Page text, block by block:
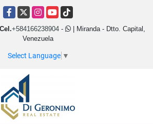
Facebook
X Instagram
YouTubeTikTok
Cel.+584166238904 -
| Miranda - Dtto. Capital,
Venezuela
Select Language ▼